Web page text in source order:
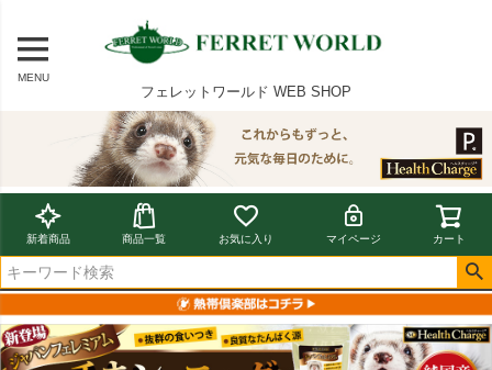
MENU
フェレットワールド WEB SHOP
新着商品 商品一覧 お気に入り マイページ カート